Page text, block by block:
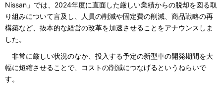
Nissan」では、2024年度に直面した厳しい業績からの脱却を図る取
り組みについて言及し、人員の削減や固定費の削減、商品戦略の再
構築など、抜本的な経営の改革を加速させることをアナウンスしま
した。
非常に厳しい状況のなか、投入する予定の新型車の開発期間を大
幅に短縮させることで、コストの削減につなげるというねらいで
す。